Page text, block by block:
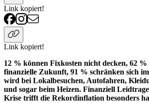
Link kopiert!
Link kopiert!
12 % können Fixkosten nicht decken, 62
finanzielle Zukunft, 91 % schränken sich
wird bei Lokalbesuchen, Autofahren,
und sogar beim Heizen. Finanziell
Krise trifft die Rekordinflation besonders